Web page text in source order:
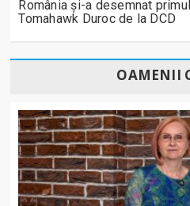
România și-a desemnat
Tomahawk Duroc de la DCD
OAMENII